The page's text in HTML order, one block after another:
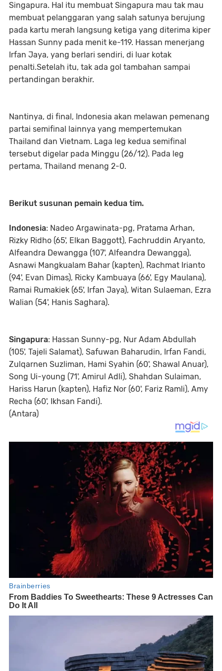
Singapura. Hal itu membuat Singapura mau tak mau
membuat pelanggaran yang salah satunya berujung
pada kartu merah langsung ketiga yang diterima kiper
Hassan Sunny pada menit ke-119. Hassan menerjang
Irfan Jaya, yang berlari sendiri, di luar kotak
penalti.Setelah itu, tak ada gol tambahan sampai
pertandingan berakhir.
Nantinya, di final, Indonesia akan melawan pemenang
partai semifinal lainnya yang mempertemukan
Thailand dan Vietnam. Laga leg kedua semifinal
tersebut digelar pada Minggu (26/12). Pada leg
pertama, Thailand menang 2-0.
Berikut susunan pemain kedua tim.
Indonesia: Nadeo Argawinata-pg, Pratama Arhan,
Rizky Ridho (65', Elkan Baggott), Fachruddin Aryanto,
Alfeandra Dewangga (107', Alfeandra Dewangga),
Asnawi Mangkualam Bahar (kapten), Rachmat Irianto
(94', Evan Dimas), Ricky Kambuaya (66', Egy Maulana),
Ramai Rumakiek (65', Irfan Jaya), Witan Sulaeman, Ezra
Walian (54', Hanis Saghara).
Singapura: Hassan Sunny-pg, Nur Adam Abdullah
(105', Tajeli Salamat), Safuwan Baharudin, Irfan Fandi,
Zulqarnen Suzliman, Hami Syahin (60', Shawal Anuar),
Song Ui-young (71', Amirul Adli), Shahdan Sulaiman,
Hariss Harun (kapten), Hafiz Nor (60', Fariz Ramli), Amy
Recha (60', Ikhsan Fandi).
(Antara)